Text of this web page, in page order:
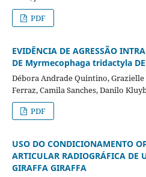
PDF
EVIDÊNCIA DE AGRESSÃO
DE Myrmecophaga tridactyla DE
Débora Andrade Quintino,
Ferraz, Camila Sanches, Danilo
PDF
USO DO CONDICIONAMENTO
ARTICULAR RADIOGRÁFICA DE
GIRAFFA GIRAFFA